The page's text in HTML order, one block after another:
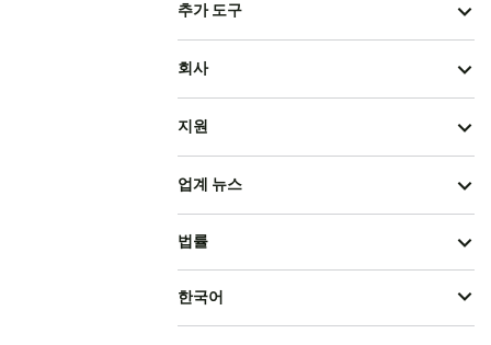
추가 도구
회사
지원
업계 뉴스
법률
한국어